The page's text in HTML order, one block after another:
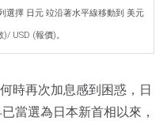
選擇 日元 竝沿著水平線移動到 美元
USD (報價)。
時再次加息感到困惑，日
當選為日本新首相以來，